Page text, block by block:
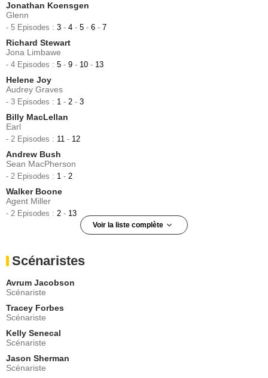
Jonathan Koensgen
Glenn
- 5 Episodes : 3 - 4 - 5 - 6 - 7
Richard Stewart
Jona Limbawe
- 4 Episodes : 5 - 9 - 10 - 13
Helene Joy
Audrey Graves
- 3 Episodes : 1 - 2 - 3
Billy MacLellan
Earl
- 2 Episodes : 11 - 12
Andrew Bush
Sean MacPherson
- 2 Episodes : 1 - 2
Walker Boone
Agent Miller
- 2 Episodes : 2 - 13
Voir la liste complète
- 2 Episodes :2-3
Eva Ramone
- 2 Episodes :
Arlene Duncan
Mme Nichols
- 2 Episodes :4
Louis Negin
Salvador Charringa
- 2 Episodes :
Scénaristes
Avrum Jacobson
Scénariste
Tracey Forbes
Scénariste
Kelly Senecal
Scénariste
Jason Sherman
Scénariste